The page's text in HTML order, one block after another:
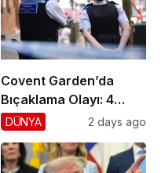
Covent Garden’da
Bıçaklama Olayı: 4
Yaralı, 1 Gözaltı
DÜNYA 2 days ago